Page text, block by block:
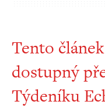
Tento
dostupný
Týdeníku